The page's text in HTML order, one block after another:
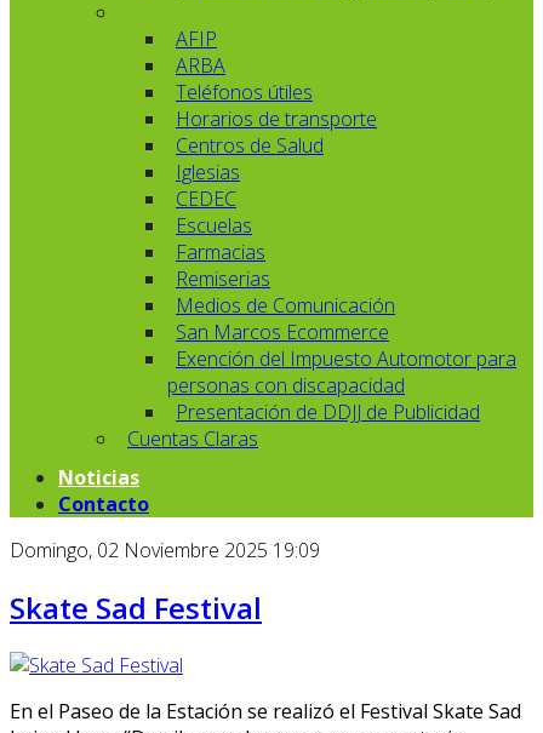
AFIP
ARBA
Teléfonos útiles
Horarios de transporte
Centros de Salud
Iglesias
CEDEC
Escuelas
Farmacias
Remiserias
Medios de Comunicación
San Marcos Ecommerce
Exención del Impuesto Automotor para
personas con discapacidad
Presentación de DDJJ de Publicidad
Cuentas Claras
Noticias
Contacto
Domingo, 02 Noviembre 2025 19:09
Skate Sad Festival
En el Paseo de la Estación se realizó el Festival Skate Sad